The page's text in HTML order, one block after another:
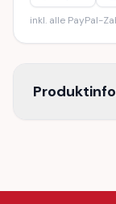
inkl. alle PayPal-